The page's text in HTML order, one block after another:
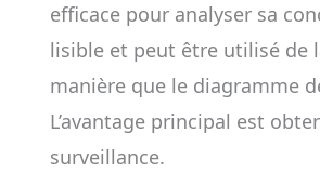
efficace pour analyser sa
lisible et peut être utilisé de
manière que le diagramme
L’avantage principal est
surveillance.